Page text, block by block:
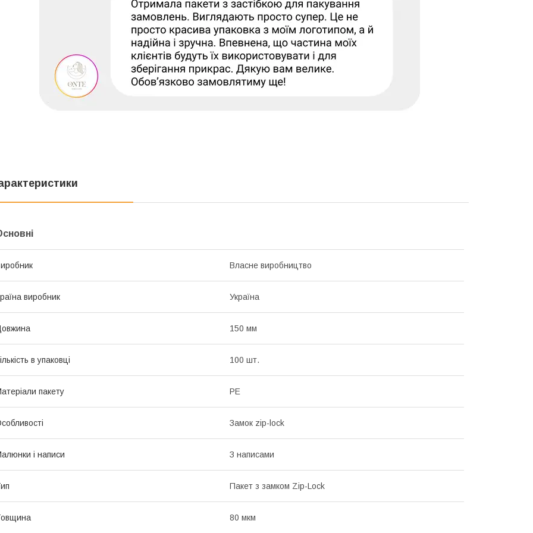
Власне виробництво
виробник Україна
150 мм
в упаковці 100 шт.
пакету РЕ
Замок zip-lock
і написи З написами
Пакет з замком Zip-Lock
80 мкм